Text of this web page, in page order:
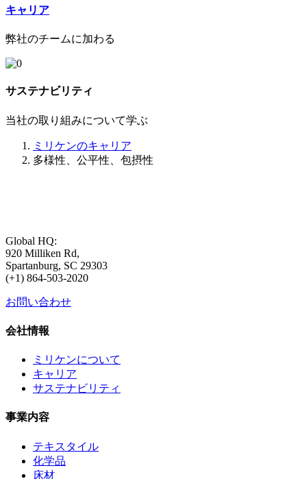
キャリア
弊社のチームに加わる
サステナビリティ
当社の取り組みについて学ぶ
ミリケンのキャリア
多様性、公平性、包摂性
Global HQ:
920 Milliken Rd,
Spartanburg, SC 29303
(+1) 864-503-2020
お問い合わせ
会社情報
ミリケンについて
キャリア
サステナビリティ
事業内容
テキスタイル
化学品
床材